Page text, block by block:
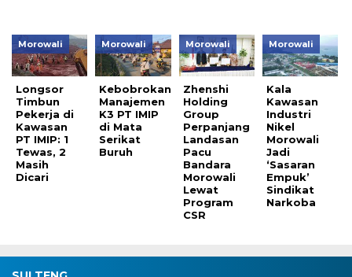
Morowali
Longsor
Timbun
Pekerja di
Kawasan
PT IMIP: 1
Tewas, 2
Masih
Dicari
Morowali
Kebobrokan
Manajemen
K3 PT IMIP
di Mata
Serikat
Buruh
Morowali
Zhenshi
Holding
Group
Perpanjang
Landasan
Pacu
Bandara
Morowali
Lewat
Program
CSR
Morowali
Kala
Kawasan
Industri
Nikel
Morowali
Jadi
‘Sasaran
Empuk’
Sindikat
Narkoba